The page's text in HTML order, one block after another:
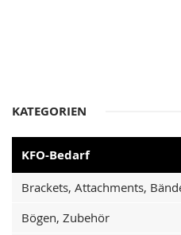
KATEGORIEN
KFO-Bedarf
Brackets, Attachments,
Bögen, Zubehör